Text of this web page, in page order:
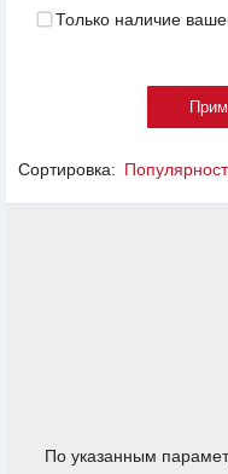
Только наличие
Сортировка:
По указанным